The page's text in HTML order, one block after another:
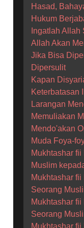
Hasad,
Hukum
Ingatlah
Allah Akan
Jika Bisa
Dipersulit
Kapan
Keterbatasan
Larangan
Memuliakan
Mendo'akan
Muda Foya-
Mukhtashar
Mukhtashar
Seorang
Mukhtashar
Seorang
Mukhtashar